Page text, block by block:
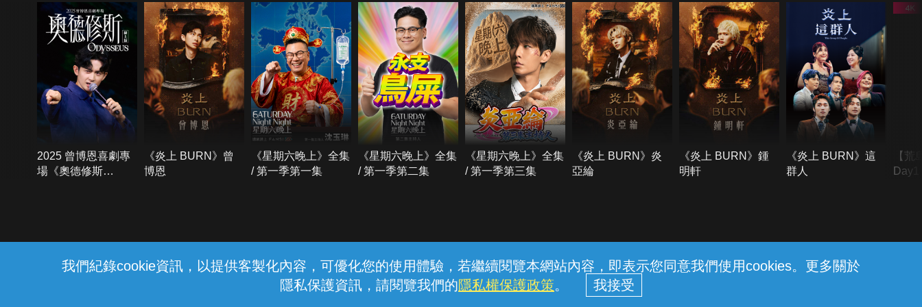
我們紀錄cookie資訊，以提供客製化內容，可優化您的使用體驗，若繼續閱覽本網站內容，即表示您同意我們使用cookies。更多關於
隱私保護資訊，請閱覽我們的隱私權保護政策。
2025 曾博恩喜劇專
場《奧德修斯
《炎上 BURN》曾
博恩
《星期六晚上》全集
/ 第一季第一集
《星期六晚上》全集
/ 第一季第二集
《星期六晚上》全集
/ 第一季第三集
《炎上 BURN》炎
亞綸
《炎上 BURN》鍾
明軒
《炎上 BURN》這
群人
【荒
線上客服 服務條款 隱私權保護
中華電信股份有限公司個人家庭分公司 (統一編號：96979949) © 2026